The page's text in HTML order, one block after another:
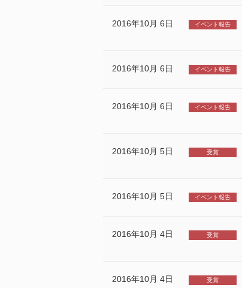
2016年10月 6日 イベント報告
2016年10月 6日 イベント報告
2016年10月 6日 イベント報告
2016年10月 5日 受賞
2016年10月 5日 イベント報告
2016年10月 4日 受賞
2016年10月 4日 受賞